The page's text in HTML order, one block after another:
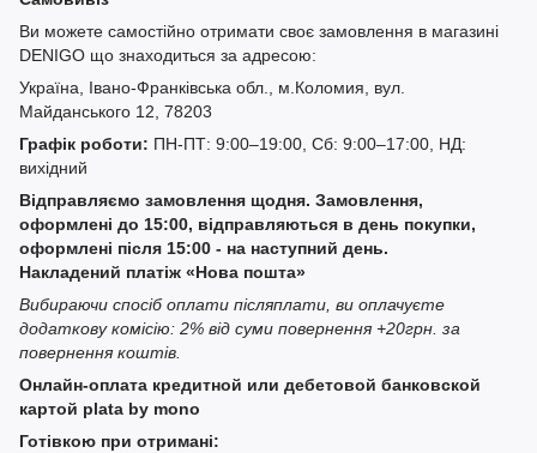
Ви можете самостійно отримати своє замовлення в магазині
DENIGO що знаходиться за адресою:
Україна, Івано-Франківська обл., м.Коломия, вул.
Майданського 12, 78203
Графік роботи: ПН-ПТ: 9:00–19:00, Сб: 9:00–17:00, НД:
вихідний
Відправляємо замовлення щодня. Замовлення,
оформлені до 15:00, відправляються в день покупки,
оформлені після 15:00 - на наступний день.
Накладений платіж «Нова пошта»
Вибираючи спосіб оплати післяплати, ви оплачуєте
додаткову комісію: 2% від суми повернення +20грн. за
повернення коштів.
Онлайн-оплата кредитной или дебетовой банковской
картой plata by mono
Готівкою при отримані: